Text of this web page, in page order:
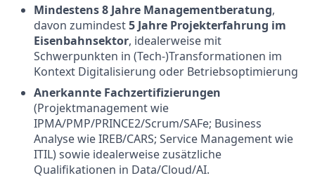
Mindestens 8 Jahre Managementberatung,
davon zumindest5 Jahre Projekterfahrung im
Eisenbahnsektor, idealerweise mit
Schwerpunkten in (Tech-)Transformationen im
Kontext Digitalisierung oder Betriebsoptimierung
Anerkannte Fachzertifizierungen
(Projektmanagement wie
IPMA/PMP/PRINCE2/Scrum/SAFe; Business
Analyse wie IREB/CARS; Service Management wie
ITIL) sowie idealerweise zusätzliche
Qualifikationen in Data/Cloud/AI.